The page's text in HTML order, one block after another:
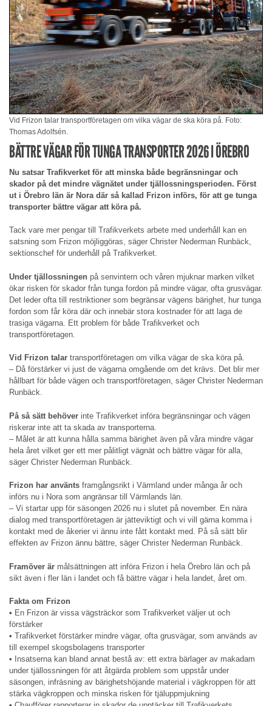
Vid Frizon talar transportföretagen om vilka vägar de ska köra på. Foto:
Thomas Adolfsén.
BÄTTRE VÄGAR FÖR TUNGA TRANSPORTER 2026 I ÖREBRO
Nu satsar Trafikverket för att minska både begränsningar och
skador på det mindre vägnätet under tjällossningsperioden. Först
ut i Örebro län är Nora där så kallad Frizon införs, för att ge tunga
transporter bättre vägar att köra på.
Tack vare mer pengar till Trafikverkets arbete med underhåll kan en
satsning som Frizon möjliggöras, säger Christer Nederman Runbäck,
sektionschef för underhåll på Trafikverket.
Under tjällossningen på senvintern och våren mjuknar marken vilket
ökar risken för skador från tunga fordon på mindre vägar, ofta grusvägar.
Det leder ofta till restriktioner som begränsar vägens bärighet, hur tunga
fordon som får köra där och innebär stora kostnader för att laga de
trasiga vägarna. Ett problem för både Trafikverket och
transportföretagen.
Vid Frizon talar transportföretagen om vilka vägar de ska köra på.
– Då förstärker vi just de vägarna omgående om det krävs. Det blir mer
hållbart för både vägen och transportföretagen, säger Christer Nederman
Runbäck.
På så sätt behöver inte Trafikverket införa begränsningar och vägen
riskerar inte att ta skada av transporterna.
– Målet är att kunna hålla samma bärighet även på våra mindre vägar
hela året vilket ger ett mer pålitligt vägnät och bättre vägar för alla,
säger Christer Nederman Runbäck.
Frizon har använts framgångsrikt i Värmland under många år och
införs nu i Nora som angränsar till Värmlands län.
– Vi startar upp för säsongen 2026 nu i slutet på november. En nära
dialog med transportföretagen är jätteviktigt och vi vill gärna komma i
kontakt med de åkerier vi ännu inte fått kontakt med. På så sätt blir
effekten av Frizon ännu bättre, säger Christer Nederman Runbäck.
Framöver är målsättningen att införa Frizon i hela Örebro län och på
sikt även i fler län i landet och få bättre vägar i hela landet, året om.
Fakta om Frizon
• En Frizon är vissa vägsträckor som Trafikverket väljer ut och
förstärker
• Trafikverket förstärker mindre vägar, ofta grusvägar, som används av
till exempel skogsbolagens transporter
• Insatserna kan bland annat bestå av: ett extra bärlager av makadam
under tjällossningen för att åtgärda problem som uppstår under
säsongen, infräsning av bärighetshöjande material i vägkroppen för att
stärka vägkroppen och minska risken för tjäluppmjukning